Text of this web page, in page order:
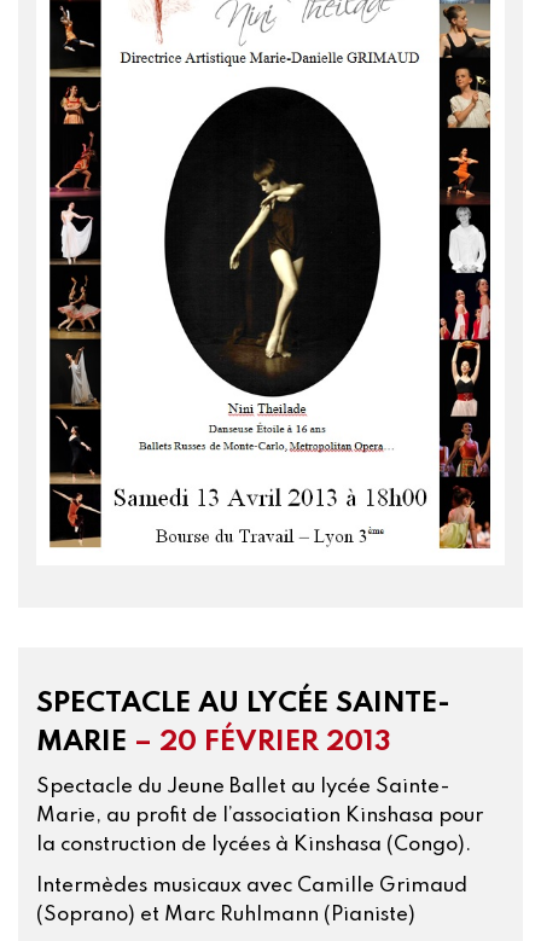
SPECTACLE AU LYCÉE SAINTE-
MARIE – 20 FÉVRIER 2013
Spectacle du Jeune Ballet au lycée Sainte-
Marie, au profit de l’association Kinshasa pour
la construction de lycées à Kinshasa (Congo).
Intermèdes musicaux avec Camille Grimaud
(Soprano) et Marc Ruhlmann (Pianiste)